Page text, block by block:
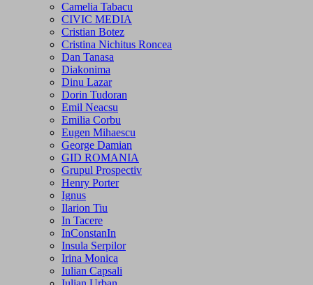
Camelia Tabacu
CIVIC MEDIA
Cristian Botez
Cristina Nichitus Roncea
Dan Tanasa
Diakonima
Dinu Lazar
Dorin Tudoran
Emil Neacsu
Emilia Corbu
Eugen Mihaescu
George Damian
GID ROMANIA
Grupul Prospectiv
Henry Porter
Ignus
Ilarion Tiu
In Tacere
InConstanIn
Insula Serpilor
Irina Monica
Iulian Capsali